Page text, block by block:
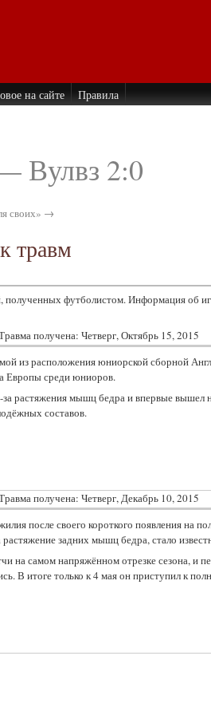
на сайте Правила
Вулвз 2:0
своих» →
травм
футболистом. Информация об
получена: Четверг, Октябрь 15, 2015
из расположения юниорской сборной
Европы среди юниоров.
растяжения мышц бедра и впервые вышел
составов.
получена: Четверг, Декабрь 10, 2015
после своего короткого появления на
задних мышц бедра, стало
самом напряжённом отрезке сезона, и
В итоге только к 4 мая он приступил к